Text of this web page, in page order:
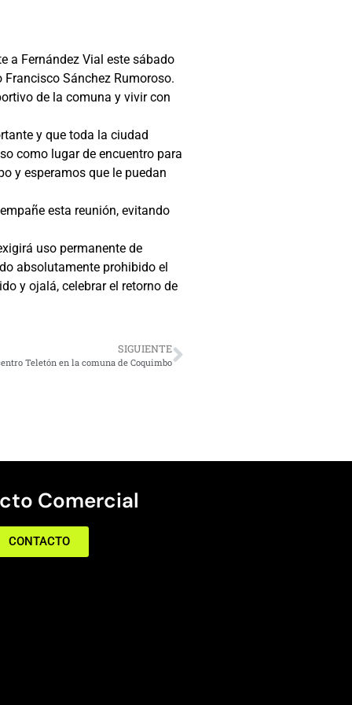
a Fernández Vial este sábado
Sánchez Rumoroso.
de la comuna y vivir con
y que toda la ciudad
como lugar de encuentro para
y esperamos que le puedan
esta reunión, evitando
uso permanente de
absolutamente prohibido el
y ojalá, celebrar el retorno de
SIGUIENTE
Teletón en la comuna de Coquimbo
Comercial
CONTACTO